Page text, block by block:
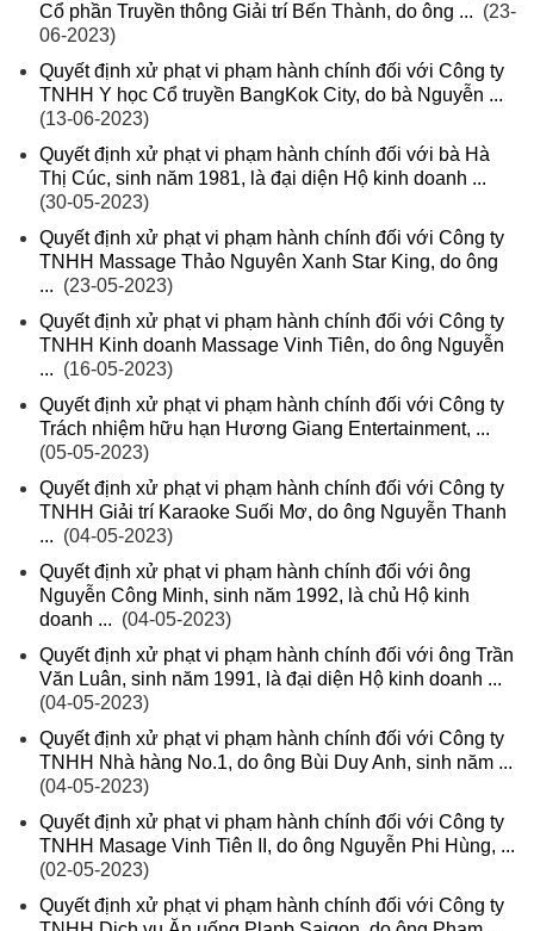
Cổ phần Truyền thông Giải trí Bến Thành, do ông ... (23-
06-2023)
Quyết định xử phạt vi phạm hành chính đối với Công ty
TNHH Y học Cổ truyền BangKok City, do bà Nguyễn ...
(13-06-2023)
Quyết định xử phạt vi phạm hành chính đối với bà Hà
Thị Cúc, sinh năm 1981, là đại diện Hộ kinh doanh ...
(30-05-2023)
Quyết định xử phạt vi phạm hành chính đối với Công ty
TNHH Massage Thảo Nguyên Xanh Star King, do ông
... (23-05-2023)
Quyết định xử phạt vi phạm hành chính đối với Công ty
TNHH Kinh doanh Massage Vinh Tiên, do ông Nguyễn
... (16-05-2023)
Quyết định xử phạt vi phạm hành chính đối với Công ty
Trách nhiệm hữu hạn Hương Giang Entertainment, ...
(05-05-2023)
Quyết định xử phạt vi phạm hành chính đối với Công ty
TNHH Giải trí Karaoke Suối Mơ, do ông Nguyễn Thanh
... (04-05-2023)
Quyết định xử phạt vi phạm hành chính đối với ông
Nguyễn Công Minh, sinh năm 1992, là chủ Hộ kinh
doanh ... (04-05-2023)
Quyết định xử phạt vi phạm hành chính đối với ông Trần
Văn Luân, sinh năm 1991, là đại diện Hộ kinh doanh ...
(04-05-2023)
Quyết định xử phạt vi phạm hành chính đối với Công ty
TNHH Nhà hàng No.1, do ông Bùi Duy Anh, sinh năm ...
(04-05-2023)
Quyết định xử phạt vi phạm hành chính đối với Công ty
TNHH Masage Vinh Tiên II, do ông Nguyễn Phi Hùng, ...
(02-05-2023)
Quyết định xử phạt vi phạm hành chính đối với Công ty